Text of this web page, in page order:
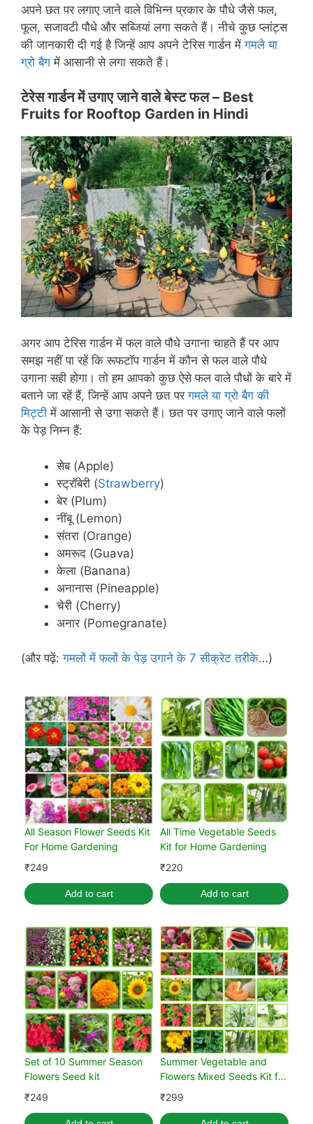
अपने छत पर लगाए जाने वाले विभिन्न प्रकार के पौधे जैसे फल,
फूल, सजावटी पौधे और सब्जियां लगा सकते हैं। नीचे कुछ प्लांट्स
की जानकारी दी गई है जिन्हें आप अपने टेरिस गार्डन मेंगमले या
ग्रो बैग में आसानी से लगा सकते हैं।
टेरेस गार्डन में उगाए जाने वाले बेस्ट फल – Best
Fruits for Rooftop Garden in Hindi
अगर आप टेरिस गार्डन में फल वाले पौधे उगाना चाहते हैं पर आप
समझ नहीं पा रहें कि रूफटॉप गार्डन में कौन से फल वाले पौधे
उगाना सही होगा। तो हम आपको कुछ ऐसे फल वाले पौधों के बारे में
बताने जा रहें हैं, जिन्हें आप अपने छत परगमले या ग्रो बैग की
मिट्टी में आसानी से उगा सकते हैं। छत पर उगाए जाने वाले फलों
के पेड़ निम्न हैं:
सेब (Apple)
स्ट्रॉबेरी (Strawberry)
बेर (Plum)
नींबू (Lemon)
संतरा (Orange)
अमरूद (Guava)
केला (Banana)
अनानास (Pineapple)
चेरी (Cherry)
अनार (Pomegranate)
(और पढ़ें:गमलों में फलों के पेड़ उगाने के 7 सीक्रेट तरीके…)
All Season Flower Seeds Kit
For Home Gardening
₹249
Add to cart
All Time Vegetable Seeds
Kit for Home Gardening
₹220
Add to cart
Set of 10 Summer Season
Flowers Seed kit
₹249
Summer Vegetable and
Flowers Mixed Seeds Kit for
Home Gardening
₹299